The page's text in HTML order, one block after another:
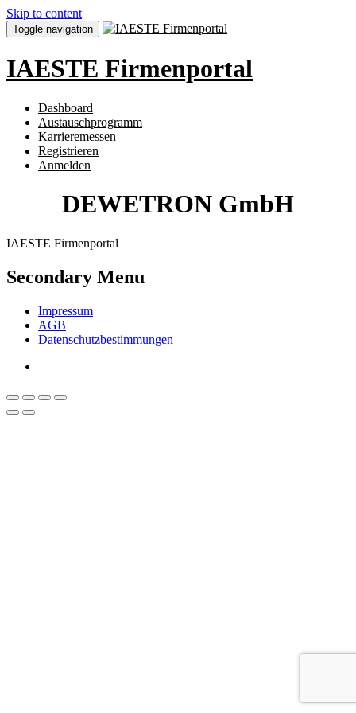
Skip to content
Toggle navigation
IAESTE Firmenportal
Dashboard
Austauschprogramm
Karrieremessen
Registrieren
Anmelden
DEWETRON GmbH
IAESTE Firmenportal
Secondary Menu
Impressum
AGB
Datenschutzbestimmungen